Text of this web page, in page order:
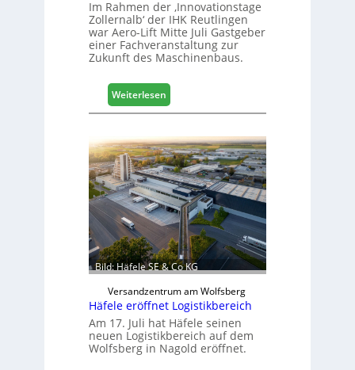
Im Rahmen der ‚Innovationstage
Zollernalb‘ der IHK Reutlingen
war Aero-Lift Mitte Juli Gastgeber
einer Fachveranstaltung zur
Zukunft des Maschinenbaus.
Weiterlesen:
M
s
c
h
i
n
e
n
b
a
u
d
i
g
i
t
Bild: Häfele SE & Co KG
Versandzentrum am Wolfsberg
Häfele eröffnet Logistikbereich
Am 17. Juli hat Häfele seinen
neuen Logistikbereich auf dem
Wolfsberg in Nagold eröffnet.